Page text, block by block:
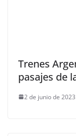
Trenes
pasajes de
2 de junio de 2023